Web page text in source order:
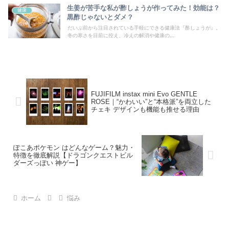
健康
生姜が苦手な私が酢しょうが作ってみた！効能は？
黒酢じゃないとダメ？
だいぶ前から注目されている手軽にできる健康法『酢しょうが』。
冬の寒さを目前に控え、冷えの解消や健康の...
FUJIFILM instax mini Evo GENTLE
ROSE｜“かわいい”と“本格派”を両立した
チェキ デザインも機能も推せる理由
ぽこあポケモン はどんなゲーム？魅力・
特徴を徹底解説【ドラゴンクエストビル
ダーズっぽい 神ゲー】
ホーム 悩み